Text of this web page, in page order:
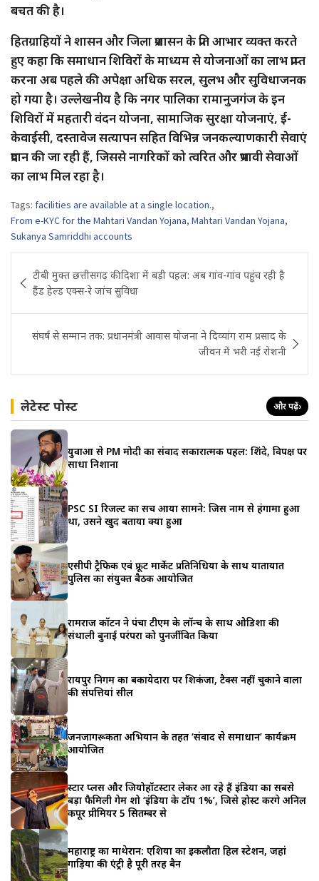
बचत की है।
हितग्राहियों ने शासन और जिला प्रशासन के प्रति आभार व्यक्त करते
हुए कहा कि समाधान शिविरों के माध्यम से योजनाओं का लाभ प्राप्त
करना अब पहले की अपेक्षा अधिक सरल, सुलभ और सुविधाजनक
हो गया है। उल्लेखनीय है कि नगर पालिका रामानुजगंज के इन
शिविरों में महतारी वंदन योजना, सामाजिक सुरक्षा योजनाएं, ई-
केवाईसी, दस्तावेज सत्यापन सहित विभिन्न जनकल्याणकारी सेवाएं
प्रदान की जा रही हैं, जिससे नागरिकों को त्वरित और प्रभावी सेवाओं
का लाभ मिल रहा है।
Tags: facilities are available at a single location.,
From e-KYC for the Mahtari Vandan Yojana, Mahtari Vandan Yojana,
Sukanya Samriddhi accounts
navigation
टीबी मुक्त छत्तीसगढ़ की दिशा में बड़ी पहल: अब गांव-गांव पहुंच रही है
हैंड हेल्ड एक्स-रे जांच सुविधा
संघर्ष से सम्मान तक: प्रधानमंत्री आवास योजना ने दिव्यांग राम प्रसाद के
जीवन में भरी नई रोशनी
लेटेस्ट पोस्ट और पढ़ें›
युवाओं से PM मोदी का संवाद सकारात्मक पहल: शिंदे, विपक्ष पर
साधा निशाना
PSC SI रिजल्ट का सच आया सामने: जिस नाम से हंगामा हुआ
था, उसने खुद बताया क्या हुआ
एसीपी ट्रैफिक एवं फ्रूट मार्केट प्रतिनिधियों के साथ यातायात
पुलिस का संयुक्त बैठक आयोजित
रामराज कॉटन ने पंचा टीएम के लॉन्च के साथ ओडिशा की
संथाली बुनाई परंपरा को पुनर्जीवित किया
रायपुर निगम का बकायेदारों पर शिकंजा, टैक्स नहीं चुकाने वालों
की संपत्तियां सील
जनजागरूकता अभियान के तहत ‘संवाद से समाधान’ कार्यक्रम
आयोजित
स्टार प्लस और जियोहॉटस्टार लेकर आ रहे हैं इंडिया का सबसे
बड़ा फैमिली गेम शो ‘इंडिया के टॉप 1%’, जिसे होस्ट करेंगे अनिल
कपूर प्रीमियर 5 सितम्बर से
महाराष्ट्र का माथेरान: एशिया का इकलौता हिल स्टेशन, जहां
गाड़ियों की एंट्री है पूरी तरह बैन